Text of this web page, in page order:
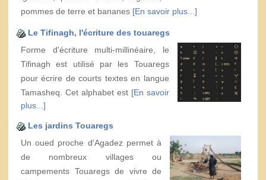
pommes de terre et bananes [En savoir plus...]
Le Tifinagh, l'écriture des touaregs
Forme d'écriture multi-millinéaire, le
Tifinagh est utilisé par les Touaregs
pour écrire de courts textes en langue
Tamasheq. Cet alphabet est [En savoir
plus...]
Les jardins Touaregs
Un oued proche d'Agadez permet à
de nombreux villages ou
campements Touaregs de vivre de